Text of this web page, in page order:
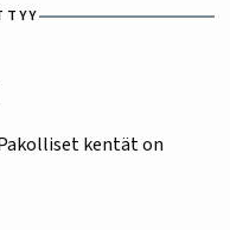
kentät on